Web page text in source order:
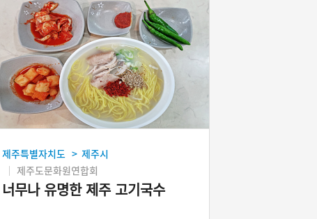
제주특별자치도 > 제주시
제주도문화원연합회
너무나 유명한 제주 고기국수